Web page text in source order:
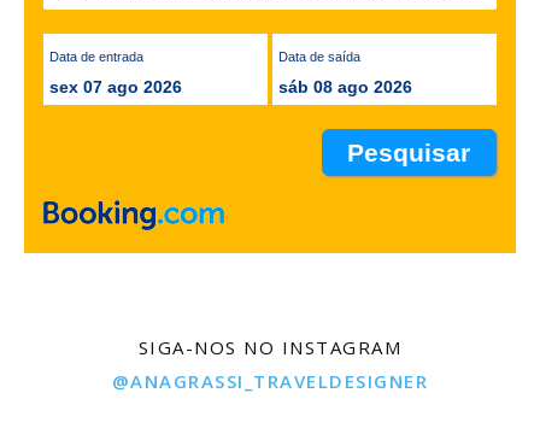
Data de entrada
sex 07 ago 2026
Data de saída
sáb 08 ago 2026
SIGA-NOS NO INSTAGRAM
@ANAGRASSI_TRAVELDESIGNER